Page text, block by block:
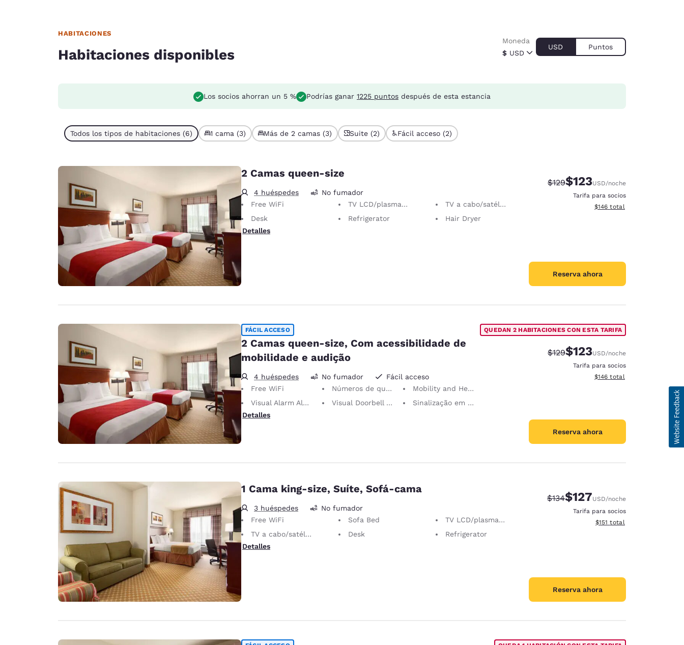
HABITACIONES
Habitaciones disponibles $ USD
Moneda
USD Puntos
Los socios ahorran un 5 % Podrías ganar 1225 puntos después de esta estancia
Todos los tipos de habitaciones (6) 1 cama (3) Más de 2 camas (3) Suite (2) Fácil acceso (2)
2 Camas queen-size
4 huéspedes
No fumador
Free WiFi
TV LCD/plasma de 40 pol
TV a cabo/satélite
Desk
Refrigerator
Hair Dryer
Detalles
Tarifa tachada:
$129Tarifa reducida:
$123USD/noche
Tarifa para socios
Ver detalles totales
$146 total
Reserva ahora
FÁCIL ACCESO
2 Camas queen-size, Com acessibilidade de
mobilidade e audição
4 huéspedes No fumador
Fácil acceso
Free WiFi
Números de quartos em braile
Mobility and Hearing Accessible
Visual Alarm Alert
Visual Doorbell Alert
Sinalização em braile ou em relevo
Detalles
QUEDAN 2 HABITACIONES CON ESTA TARIFA
Tarifa tachada:
$129Tarifa reducida:
$123USD/noche
Tarifa para socios
Ver detalles totales
$146 total
Reserva ahora
1 Cama king-size, Suíte, Sofá-cama
3 huéspedes
No fumador
Free WiFi
Sofa Bed
TV LCD/plasma de 40 pol
TV a cabo/satélite
Desk
Refrigerator
Detalles
Tarifa tachada:
$134Tarifa reducida:
$127USD/noche
Tarifa para socios
Ver detalles totales
$151 total
Reserva ahora